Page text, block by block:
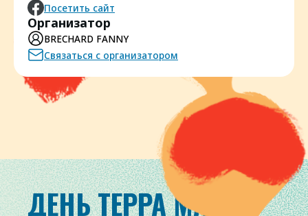
Посетить сайт
Организатор
BRECHARD FANNY
Связаться с организатором
ДЕНЬ ТЕРРА МАДРЕ